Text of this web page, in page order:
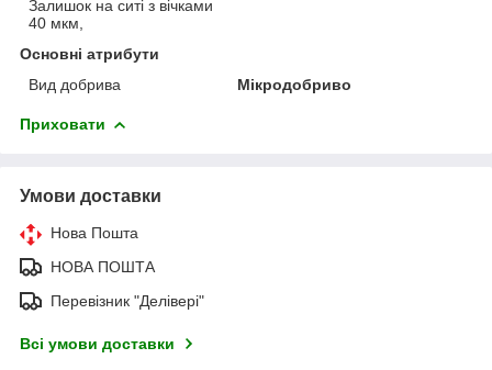
Залишок на ситі з вічками
40 мкм,
Основні атрибути
Вид добрива
Мікродобриво
Приховати
Умови доставки
Нова Пошта
НОВА ПОШТА
Перевізник "Делівері"
Всі умови доставки